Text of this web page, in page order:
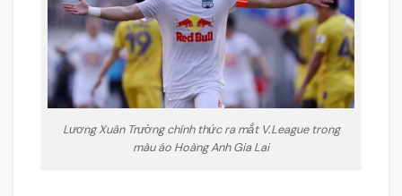
Lương Xuân Trường chính thức ra mắt V.League trong
màu áo Hoàng Anh Gia Lai